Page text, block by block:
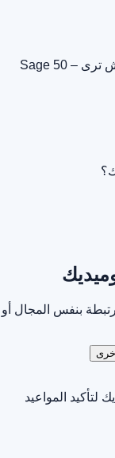
ما هو دبلومة المحاسبة باستخدام سيج 50 بيتش ترى – Sage 50
بنفس المجال أو
المواعيد